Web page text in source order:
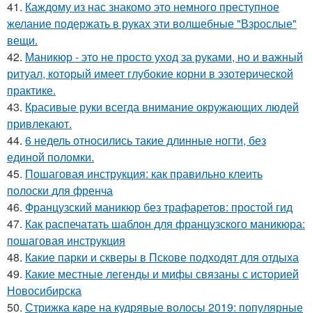
41. Каждому из нас знакомо это немного преступное
желание подержать в руках эти волшебные "Взрослые"
вещи.
42. Маникюр - это не просто уход за руками, но и важный
ритуал, который имеет глубокие корни в эзотерической
практике.
43. Красивые руки всегда внимание окружающих людей
привлекают.
44. 6 недель относились такие длинные ногти, без
единой поломки.
45. Пошаговая инструкция: как правильно клеить
полоски для френча
46. Французский маникюр без трафаретов: простой гид
47. Как распечатать шаблон для французского маникюра:
пошаговая инструкция
48. Какие парки и скверы в Пскове подходят для отдыха
49. Какие местные легенды и мифы связаны с историей
Новосибирска
50. Стрижка каре на кудрявые волосы 2019: популярные